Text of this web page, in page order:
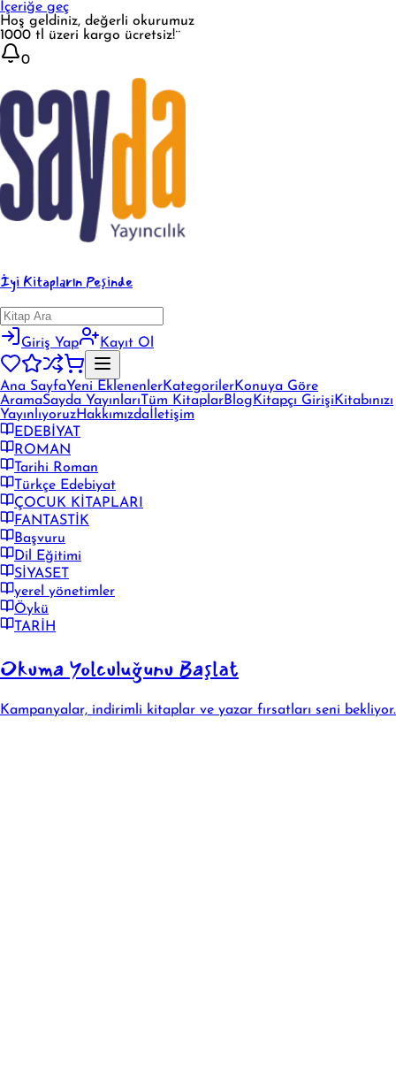
İçeriğe geç
Hoş geldiniz, değerli okurumuz
1000 tl üzeri kargo ücretsiz!¨
0
İyi Kitapların Peşinde
Giriş Yap Kayıt Ol
Ana SayfaYeni EklenenlerKategorilerKonuya Göre
AramaSayda Yayınları Tüm KitaplarBlog Kitapçı Girişi Kitabınızı
YayınlıyoruzHakkımızda İletişim
EDEBİYAT
ROMAN
Tarihi Roman
Türkçe Edebiyat
ÇOCUK KİTAPLARI
FANTASTİK
Başvuru
Dil Eğitimi
SİYASET
yerel yönetimler
Öykü
TARİH
Okuma Yolculuğunu Başlat
Kampanyalar, indirimli kitaplar ve yazar fırsatları seni bekliyor.